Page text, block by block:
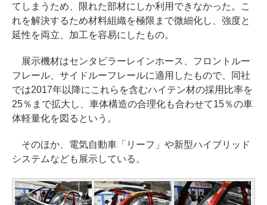
てしまうため、限れた部材にしか利用できなかった。こ
れを解決するため材料組織を極限まで微細化し、強度と
延性を両立、加工を容易にしたもの。
展示機材はセンタピラーレインホース、フロントルー
フレール、サイドルーフレールに適用したもので、同社
では2017年以降にこれらを含むハイテン材の採用比率を
25％まで拡大し、車体構造の合理化も合わせて15％の車
体軽量化を図るという。
そのほか、電気自動車「リーフ」や新型ハイブリッド
システムなども展示している。